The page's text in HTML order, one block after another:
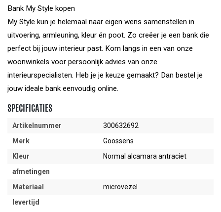
Bank My Style kopen
My Style kun je helemaal naar eigen wens samenstellen in
uitvoering, armleuning, kleur én poot. Zo creëer je een bank die
perfect bij jouw interieur past. Kom langs in een van onze
woonwinkels voor persoonlijk advies van onze
interieurspecialisten. Heb je je keuze gemaakt? Dan bestel je
jouw ideale bank eenvoudig online.
SPECIFICATIES
Artikelnummer
300632692
Merk
Goossens
Kleur
Normal alcamara antraciet
afmetingen
Materiaal
microvezel
levertijd